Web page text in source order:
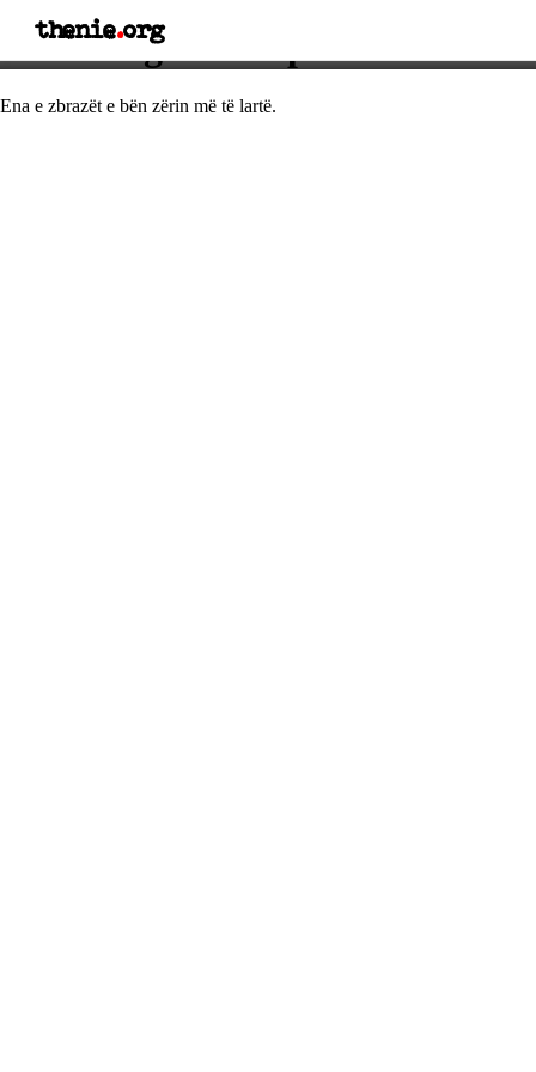
thenie.org
Thënie nga Shekspiri
Ena e zbrazët e bën zërin më të lartë.